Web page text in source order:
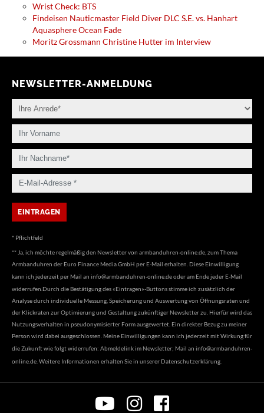
Wrist Check: BTS
Findeisen Nauticmaster Field Diver DLC S.E. vs. Hanhart
Aquasphere Ocean Fade
Moritz Grossmann Christine Hutter im Interview
NEWSLETTER-ANMELDUNG
* Pflichtfeld
** Ja, ich möchte regelmäßig den Newsletter von armbanduhren-online.de, zum Thema
Armbanduhren der Euro Finance Media GmbH per E-Mail erhalten. Diese Einwilligung
kann ich jederzeit per Mail an info@armbanduhren-online.deoder am Ende jeder E-Mail
widerrufen.Durch die Bestätigung des «Eintragen»-Buttons stimme ich zusätzlich der
Analyse durch individuelle Messung, Speicherung und Auswertung von Öffnungsraten und
der Klickraten zur Optimierung und Gestaltung zukünftiger Newsletter zu. Hierfür wird das
Nutzungsverhalten in pseudonymisierter Form ausgewertet. Ein direkter Bezug zu meiner
Person wird dabei ausgeschlossen. Meine Einwilligungen kann ich jederzeit mit Wirkung für
die Zukunft wie folgt widerrufen: Abmeldelink im Newsletter; Mail an info@armbanduhren-
online.de . Weitere Informationen erhalten Sie in unserer Datenschutzerklärung